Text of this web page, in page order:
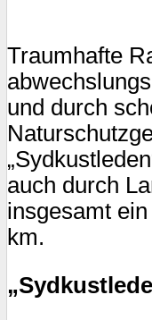
Traumhafte
und durch
auch durch
insgesamt
km.